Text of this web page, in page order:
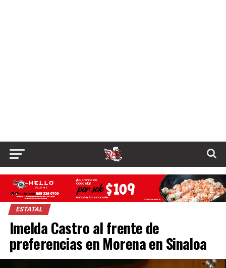
ESTATAL
Imelda Castro al frente de
preferencias en Morena en Sinaloa